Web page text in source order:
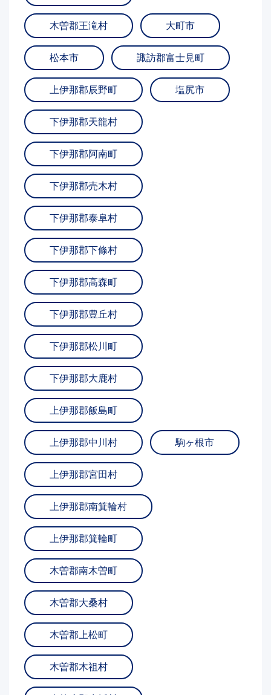
木曽郡王滝村 大町市
松本市 諏訪郡富士見町
上伊那郡辰野町 塩尻市
下伊那郡天龍村
下伊那郡阿南町
下伊那郡売木村
下伊那郡泰阜村
下伊那郡下條村
下伊那郡高森町
下伊那郡豊丘村
下伊那郡松川町
下伊那郡大鹿村
上伊那郡飯島町
上伊那郡中川村 駒ヶ根市
上伊那郡宮田村
上伊那郡南箕輪村
上伊那郡箕輪町
木曽郡南木曽町
木曽郡大桑村
木曽郡上松町
木曽郡木祖村